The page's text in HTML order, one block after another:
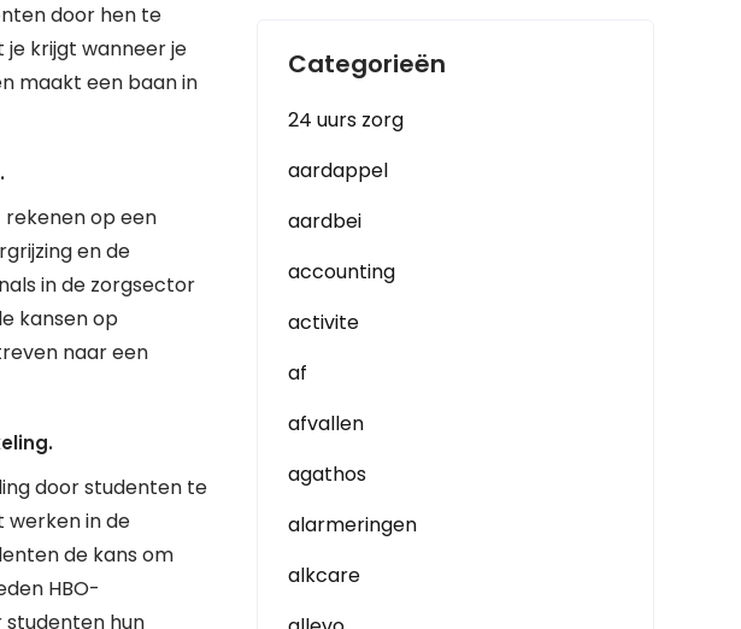
door hen te
je krijgt wanneer je
maakt een baan in
rekenen op een
en de
in de zorgsector
kansen op
naar een
door studenten te
werken in de
de kans om
HBO-
studenten hun
Categorieën
24 uurs zorg
aardappel
aardbei
accounting
activite
af
afvallen
agathos
alarmeringen
alkcare